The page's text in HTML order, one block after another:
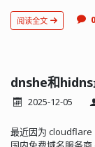
阅读全文
dnshe和hidns
2025-12-05
最近因为 cloudflare